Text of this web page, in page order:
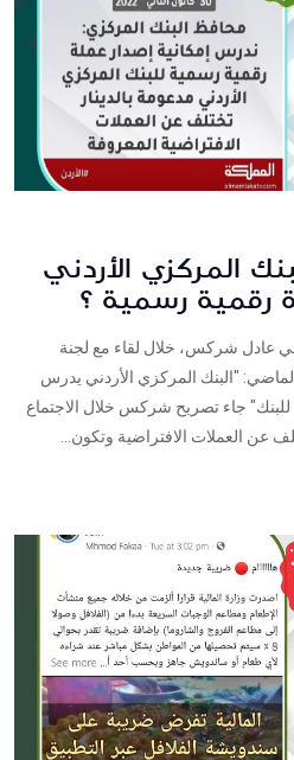
المركزي الأردني
رقمية رسمية ؟
عادل شركس، خلال لقاء مع لجنة
الماضي: "البنك المركزي الأردني يدرس
جاء تصريح شركس خلال الاجتماع
عن العملات الافتراضية وتكون...